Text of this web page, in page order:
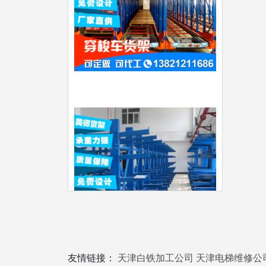
友情链接： 天津白铁加工公司 天津电梯维修公